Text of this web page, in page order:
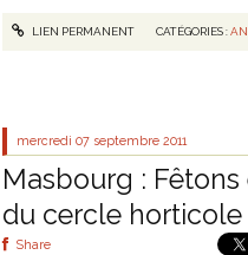
LIEN PERMANENT CATÉGORIES :
mercredi 07 septembre 2011
Masbourg :
du cercle
Share